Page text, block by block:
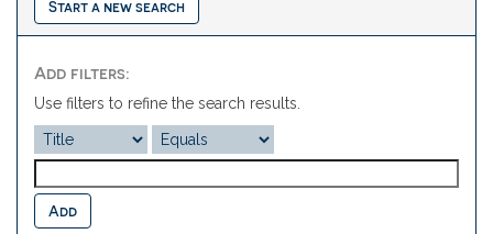
Start a new search
Add filters:
Use filters to refine the search results.